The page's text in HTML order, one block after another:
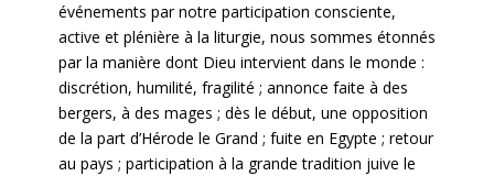
événements par notre participation consciente,
active et plénière à la liturgie, nous sommes étonnés
par la manière dont Dieu intervient dans le monde :
discrétion, humilité, fragilité ; annonce faite à des
bergers, à des mages ; dès le début, une opposition
de la part d’Hérode le Grand ; fuite en Egypte ; retour
au pays ; participation à la grande tradition juive le